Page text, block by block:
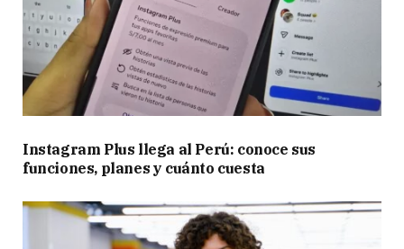
Instagram Plus llega al Perú: conoce sus
funciones, planes y cuánto cuesta